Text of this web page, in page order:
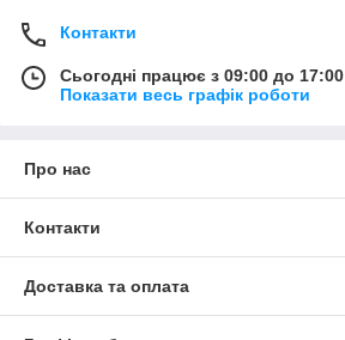
Контакти
Сьогодні працює з 09:00 до 17:00
Показати весь графік роботи
Про нас
Контакти
Доставка та оплата